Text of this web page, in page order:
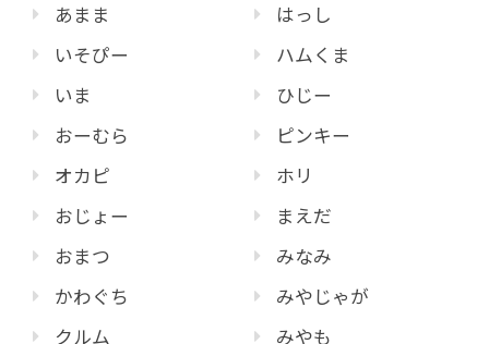
あまま
いそぴー
いま
おーむら
オカピ
おじょー
おまつ
かわぐち
クルム
はっし
ハムくま
ひじー
ピンキー
ホリ
まえだ
みなみ
みやじゃが
みやも